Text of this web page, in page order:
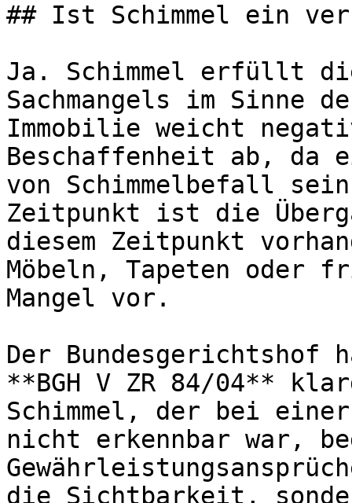
## Ist Schimmel ein
Ja. Schimmel erfüllt
Sachmangels im Sinne
Immobilie weicht
Beschaffenheit ab, da
von Schimmelbefall
Zeitpunkt ist die
diesem Zeitpunkt
Möbeln, Tapeten
Mangel vor.
Der Bundesgerichtshof
**BGH V ZR 84/04**
Schimmel, der bei
nicht erkennbar war,
die Sichtbarkeit,